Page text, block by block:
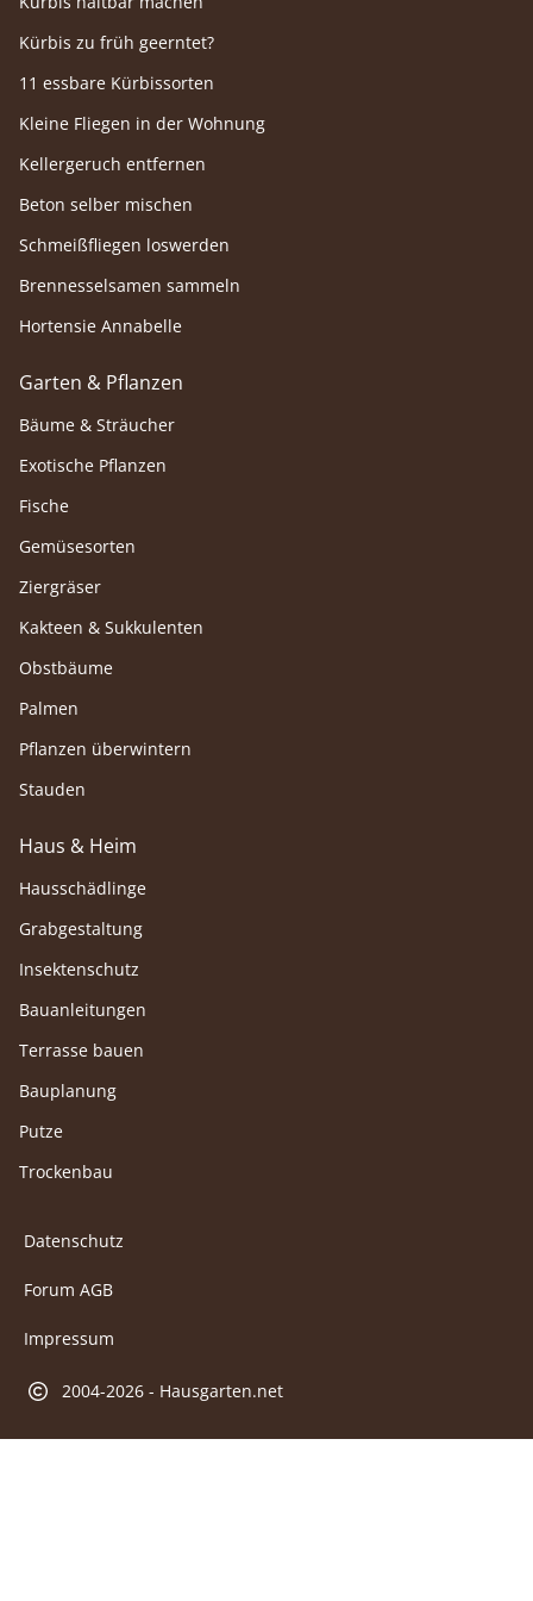
Kürbis zu früh geerntet?
11 essbare Kürbissorten
Kleine Fliegen in der Wohnung
Kellergeruch entfernen
Beton selber mischen
Schmeißfliegen loswerden
Brennesselsamen sammeln
Hortensie Annabelle
Garten & Pflanzen
Bäume & Sträucher
Exotische Pflanzen
Fische
Gemüsesorten
Ziergräser
Kakteen & Sukkulenten
Obstbäume
Palmen
Pflanzen überwintern
Stauden
Haus & Heim
Hausschädlinge
Grabgestaltung
Insektenschutz
Bauanleitungen
Terrasse bauen
Bauplanung
Putze
Trockenbau
Datenschutz
Forum AGB
Impressum
2004-2026 - Hausgarten.net